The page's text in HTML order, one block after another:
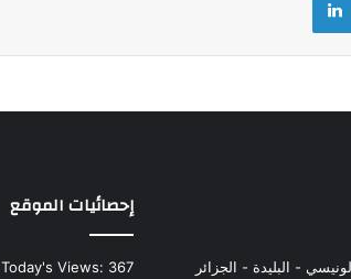
إحصائيات الموقع
Today's Views: 367